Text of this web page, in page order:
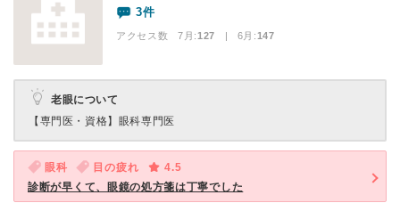
3件
アクセス数 7月:127 | 6月:147
老眼について
【専門医・資格】 眼科専門医
眼科 目の疲れ
4.5
診断が早くて、眼鏡の処方箋は丁寧でした